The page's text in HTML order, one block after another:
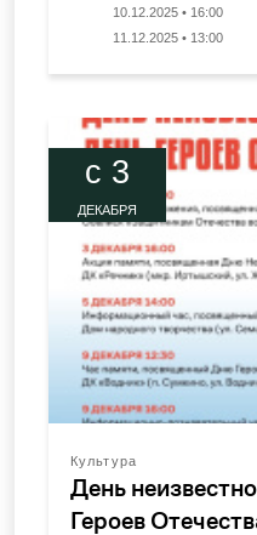
10.12.2025 • 16:00
11.12.2025 • 13:00
c 3
ДЕКАБРЯ
Культура
День
Героев